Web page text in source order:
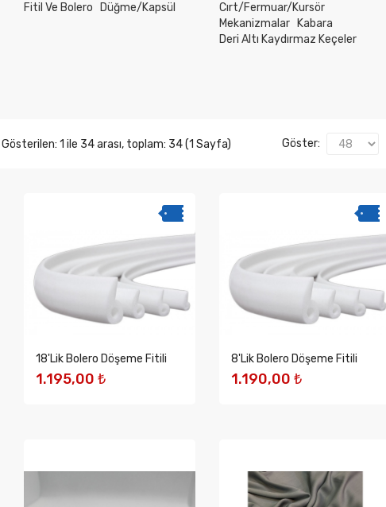
Fitil Ve Bolero
Düğme/Kapsül
Cırt/Fermuar/Kursör
Mekanizmalar
Kabara
Deri Altı Kaydırmaz Keçeler
Gösterilen: 1 ile 34 arası, toplam: 34 (1 Sayfa) Göster:
18'lik Bolero Döşeme Fitili
1.195,00 ₺
8'lik Bolero Döşeme Fitili
1.190,00 ₺